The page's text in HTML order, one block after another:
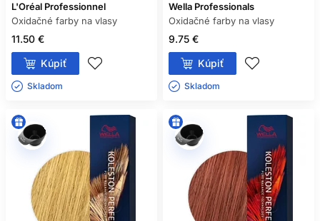
L'Oréal Professionnel
Oxidačné farby na vlasy
11.50 €
Kúpiť
Skladom ㅤ
Wella Professionals
Oxidačné farby na vlasy
9.75 €
Kúpiť
Skladom ㅤ